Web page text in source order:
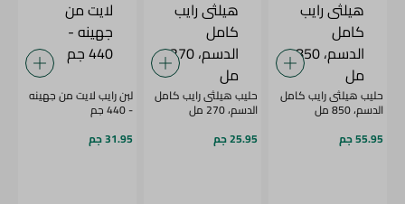
حليب هيلثى رايب كامل
الدسم، 850 مل
55.95 جم
حليب هيلثى رايب كامل
الدسم، 270 مل
25.95 جم
لبن رايب لايت من جهينه
- 440 جم
31.95 جم